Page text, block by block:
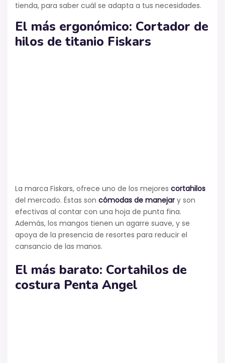
tienda, para saber cuál se adapta a tus necesidades.
El más ergonómico: Cortador de
hilos de titanio Fiskars
La marca Fiskars, ofrece uno de los mejores cortahilos
del mercado. Éstas son cómodas de manejar y son
efectivas al contar con una hoja de punta fina.
Además, los mangos tienen un agarre suave, y se
apoya de la presencia de resortes para reducir el
cansancio de las manos.
El más barato: Cortahilos de
costura Penta Angel